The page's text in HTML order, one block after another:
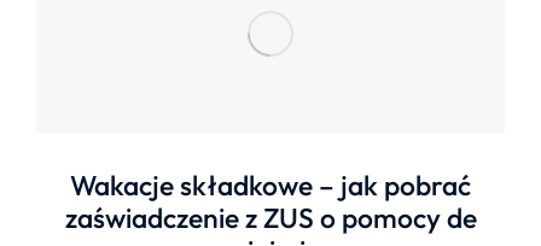
Wakacje składkowe – jak pobrać
zaświadczenie z ZUS o pomocy de